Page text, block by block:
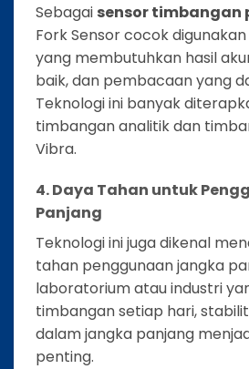
Sebagai sensor timbangan
Fork Sensor cocok
yang membutuhkan hasil
baik, dan pembacaan yang
Teknologi ini banyak
timbangan analitik dan
Vibra.
4. Daya Tahan untuk
Panjang
Teknologi ini juga dikenal
tahan penggunaan jangka
laboratorium atau industri
timbangan setiap hari,
dalam jangka panjang
penting.